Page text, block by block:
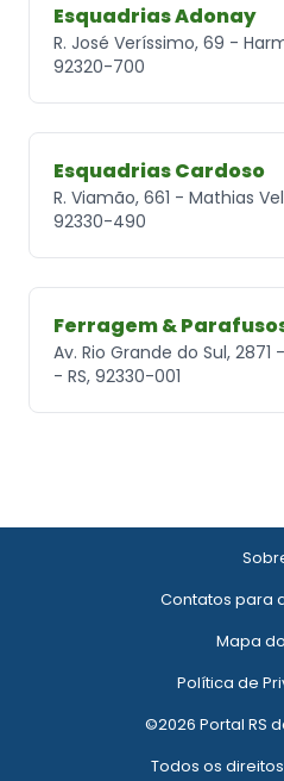
Esquadrias Adonay
R. José Veríssimo, 69 -
92320-700
Esquadrias Cardoso
R. Viamão, 661 - Mathias
92330-490
Ferragem &
Av. Rio Grande do Sul,
- RS, 92330-001
Contatos para
Mapa
Política de
©2026 Portal RS
Todos os